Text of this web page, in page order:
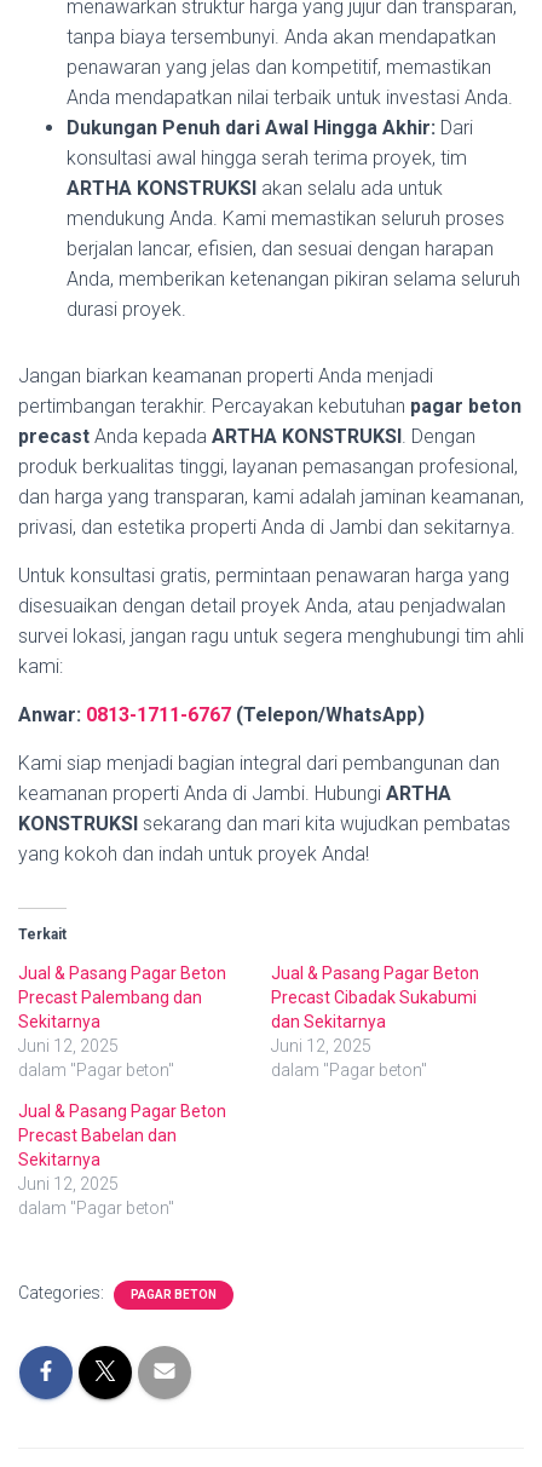
menawarkan struktur harga yang jujur dan transparan,
tanpa biaya tersembunyi. Anda akan mendapatkan
penawaran yang jelas dan kompetitif, memastikan
Anda mendapatkan nilai terbaik untuk investasi Anda.
Dukungan Penuh dari Awal Hingga Akhir: Dari
konsultasi awal hingga serah terima proyek, tim
ARTHA KONSTRUKSI akan selalu ada untuk
mendukung Anda. Kami memastikan seluruh proses
berjalan lancar, efisien, dan sesuai dengan harapan
Anda, memberikan ketenangan pikiran selama seluruh
durasi proyek.
Jangan biarkan keamanan properti Anda menjadi
pertimbangan terakhir. Percayakan kebutuhan pagar beton
precast Anda kepada ARTHA KONSTRUKSI . Dengan
produk berkualitas tinggi, layanan pemasangan profesional,
dan harga yang transparan, kami adalah jaminan keamanan,
privasi, dan estetika properti Anda di Jambi dan sekitarnya.
Untuk konsultasi gratis, permintaan penawaran harga yang
disesuaikan dengan detail proyek Anda, atau penjadwalan
survei lokasi, jangan ragu untuk segera menghubungi tim ahli
kami:
Anwar: 0813-1711-6767 (Telepon/WhatsApp)
Kami siap menjadi bagian integral dari pembangunan dan
keamanan properti Anda di Jambi. Hubungi ARTHA
KONSTRUKSI sekarang dan mari kita wujudkan pembatas
yang kokoh dan indah untuk proyek Anda!
Terkait
Jual & Pasang Pagar Beton
Precast Palembang dan
Sekitarnya
Juni 12, 2025
dalam "Pagar beton"
Jual & Pasang Pagar Beton
Precast Cibadak Sukabumi
dan Sekitarnya
Juni 12, 2025
dalam "Pagar beton"
Jual & Pasang Pagar Beton
Precast Babelan dan
Sekitarnya
Juni 12, 2025
dalam "Pagar beton"
Categories: PAGAR BETON